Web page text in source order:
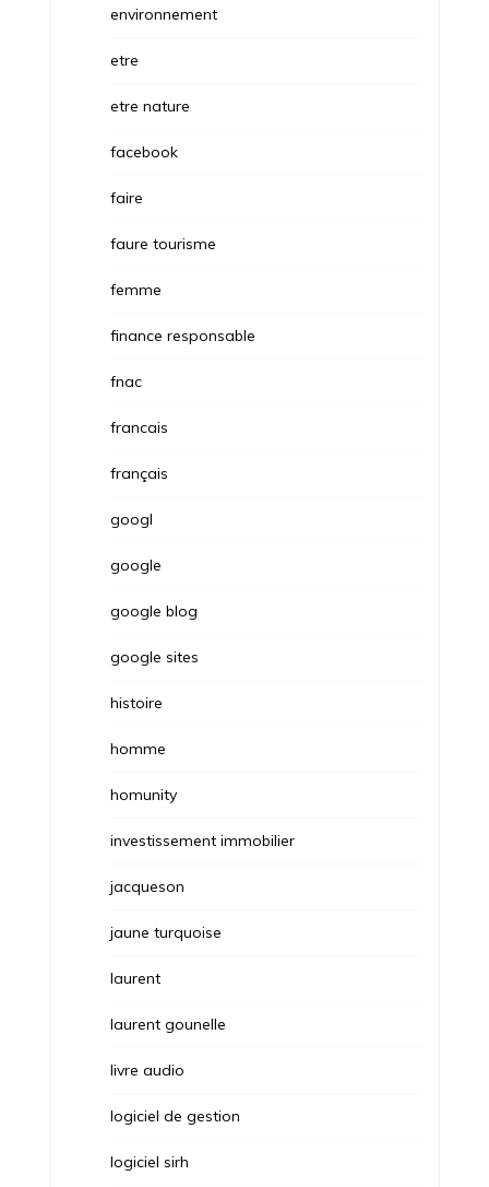
environnement
etre
etre nature
facebook
faire
faure tourisme
femme
finance responsable
fnac
francais
français
googl
google
google blog
google sites
histoire
homme
homunity
investissement immobilier
jacqueson
jaune turquoise
laurent
laurent gounelle
livre audio
logiciel de gestion
logiciel sirh